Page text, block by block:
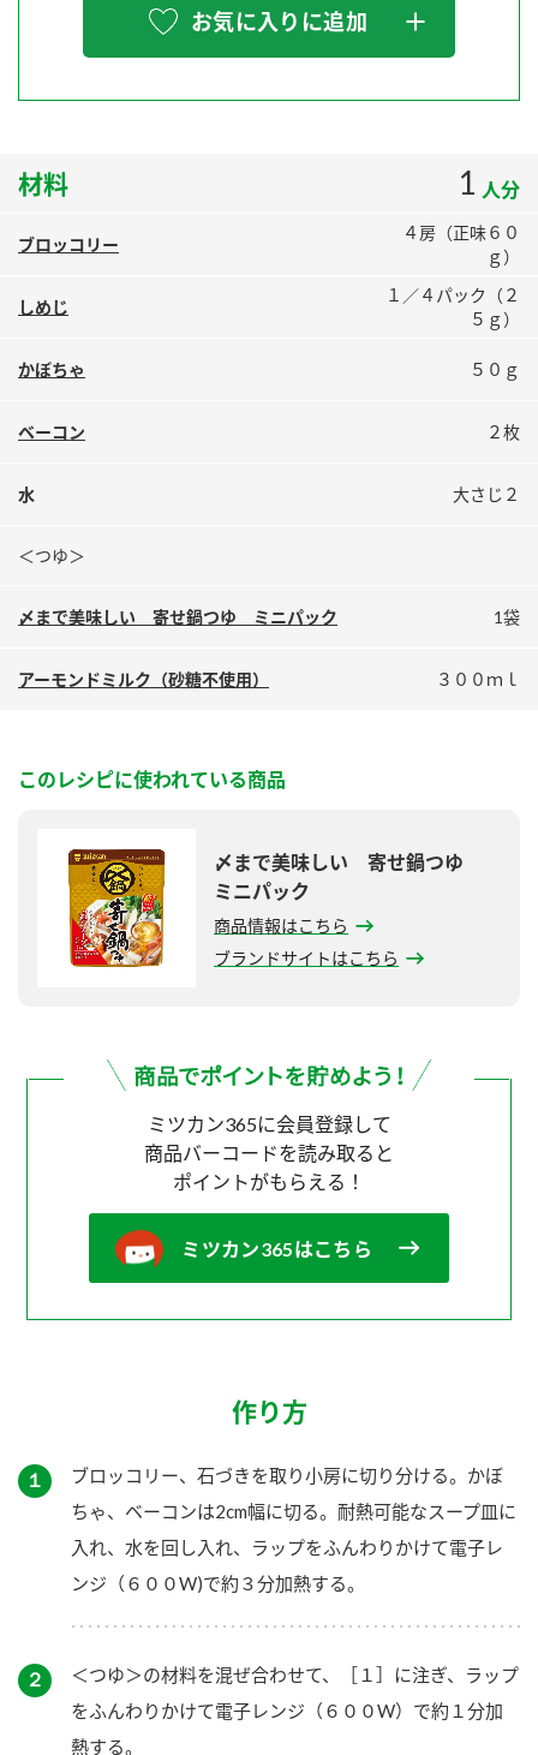
ミツカンのCM
ロングセラー商品 ＋ おすすめレシピ
おいしさと健康への取り組み
地図から取り扱い店舗を探す
お気に入りに追加
材料 1 人分
ブロッコリー
４房（正味６０
ｇ）
しめじ
１／４パック（２
５ｇ）
かぼちゃ ５０ｇ
ベーコン ２枚
水 大さじ２
＜つゆ＞
〆まで美味しい 寄せ鍋つゆ ミニパック 1袋
アーモンドミルク（砂糖不使用） ３００ｍｌ
このレシピに使われている商品
〆まで美味しい 寄せ鍋つゆ
ミニパック
商品情報はこちら
ブランドサイトはこちら
ミツカン365に会員登録して
商品バーコードを読み取ると
ポイントがもらえる！
ミツカン365はこちら
作り方
１
ブロッコリー、石づきを取り小房に切り分ける。かぼ
ちゃ、ベーコンは2cm幅に切る。耐熱可能なスープ皿に
入れ、水を回し入れ、ラップをふんわりかけて電子レ
ンジ（６００W)で約３分加熱する。
２
＜つゆ＞の材料を混ぜ合わせて、［１］に注ぎ、ラップ
をふんわりかけて電子レンジ（６００W）で約１分加
熱する。